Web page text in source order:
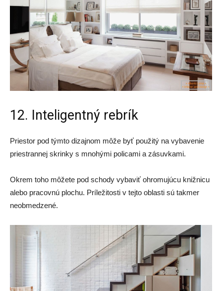
12. Inteligentný rebrík
Priestor pod týmto dizajnom môže byť použitý na vybavenie
priestrannej skrinky s mnohými policami a zásuvkami.
Okrem toho môžete pod schody vybaviť ohromujúcu knižnicu
alebo pracovnú plochu. Príležitosti v tejto oblasti sú takmer
neobmedzené.